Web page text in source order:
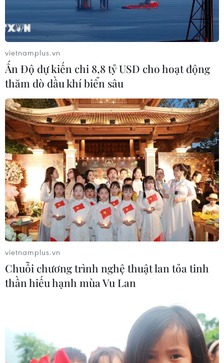
Ghi nhận thêm 6 ca mắc COVID-19 tại Hải
Dương và Quảng Ninh
23/02/2021 11:14
Chiều 23/2, Việt Nam ghi nhận thêm 6 ca mắc mới
COVID-19 tại Hải Dương và Quảng Ninh, trong đó riêng
Hải Dương có 5 ca, đều là các trường hợp F1, đã được
cách ly tập trung trước đó.
vietnamplus.vn
Ấn Độ dự kiến chi 8,8 tỷ USD cho hoạt động
thăm dò dầu khí biển sâu
vietnamplus.vn
Chuỗi chương trình nghệ thuật lan tỏa tinh
thần hiếu hạnh mùa Vu Lan